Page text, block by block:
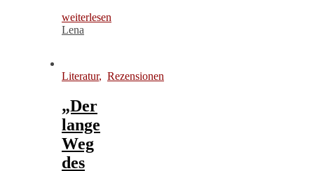
weiterlesen
Lena
Literatur, Rezensionen
„Der
lange
Weg
des